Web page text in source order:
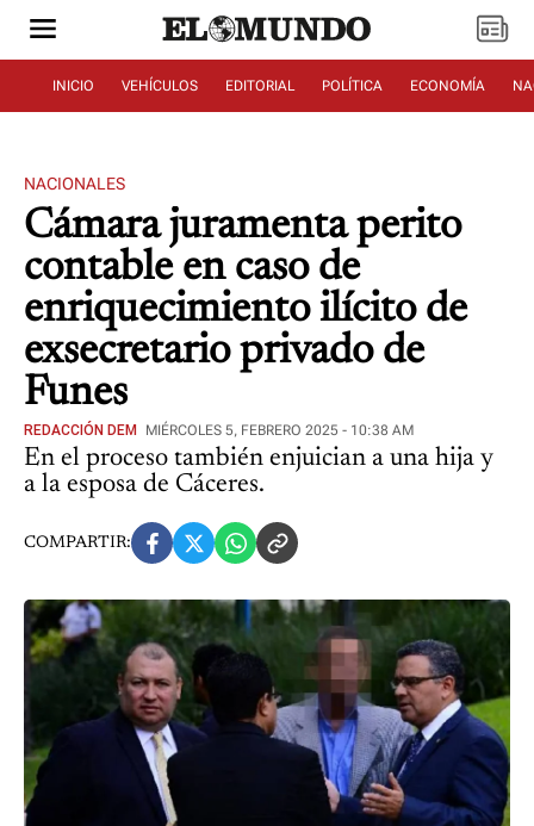
INICIO VEHÍCULOS EDITORIAL POLÍTICA ECONOMÍA
NACIONALES
Cámara juramenta perito
contable en caso de
enriquecimiento ilícito de
exsecretario privado de
Funes
REDACCIÓN DEM MIÉRCOLES 5, FEBRERO 2025 - 10:38 AM
En el proceso también enjuician a una hija y
a la esposa de Cáceres.
COMPARTIR: